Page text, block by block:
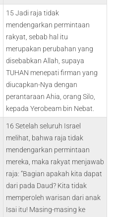
15 Jadi raja tidak
mendengarkan permintaan
rakyat, sebab hal itu
merupakan perubahan yang
disebabkan Allah, supaya
TUHAN menepati firman yang
diucapkan-Nya dengan
perantaraan Ahia, orang Silo,
kepada Yerobeam bin Nebat.
16 Setelah seluruh Israel
melihat, bahwa raja tidak
mendengarkan permintaan
mereka, maka rakyat menjawab
raja: “Bagian apakah kita dapat
dari pada Daud? Kita tidak
memperoleh warisan dari anak
Isai itu! Masing-masing ke